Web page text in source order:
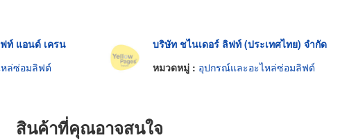
ท์ แอนด์ เครน
ล่ซ่อมลิฟต์
บริษัท ชไนเดอร์ ลิฟท์ (ประเทศไทย) จำกัด
หมวดหมู่ : อุปกรณ์และอะไหล่ซ่อมลิฟต์
สินค้าที่คุณอาจสนใจ